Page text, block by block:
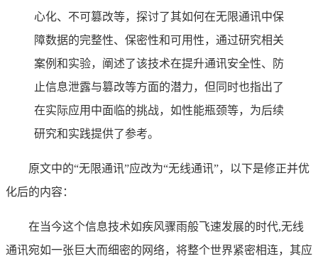
心化、不可篡改等，探讨了其如何在无限通讯中保
障数据的完整性、保密性和可用性，通过研究相关
案例和实验，阐述了该技术在提升通讯安全性、防
止信息泄露与篡改等方面的潜力，但同时也指出了
在实际应用中面临的挑战，如性能瓶颈等，为后续
研究和实践提供了参考。
原文中的“无限通讯”应改为“无线通讯”，以下是修正并优
化后的内容：
在当今这个信息技术如疾风骤雨般飞速发展的时代,无线
通讯宛如一张巨大而细密的网络，将整个世界紧密相连，其应